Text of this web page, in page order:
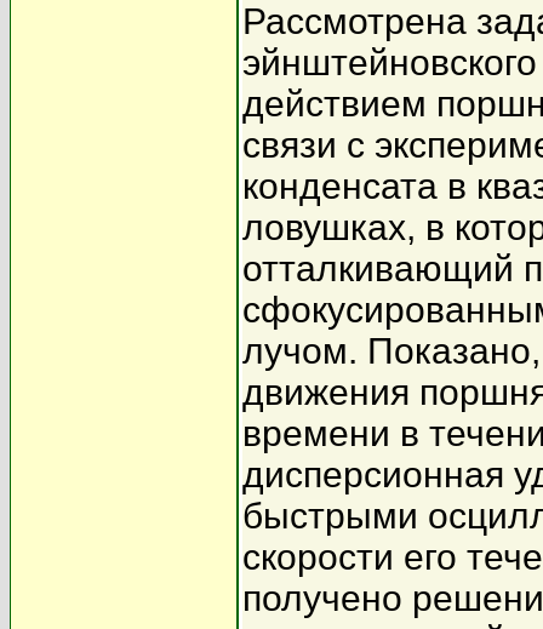
Рассмотрена
действием
связи с
конденсата в
ловушках, в
отталкивающий
лучом.
движения
времени в
дисперсионная
быстрыми
скорости его
получено